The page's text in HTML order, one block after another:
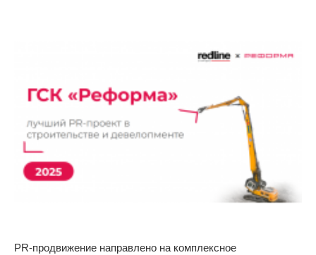
PR-продвижение направлено на комплексное